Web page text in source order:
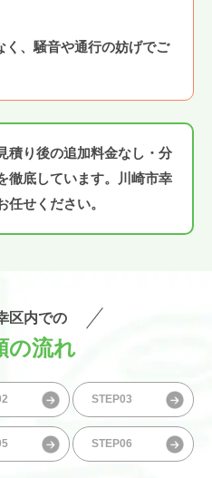
く、騒音や通行の妨げでご
積り後の追加料金なし・分
徹底しています。川崎市幸
任せください。
区内での
の流れ
STEP03
STEP06